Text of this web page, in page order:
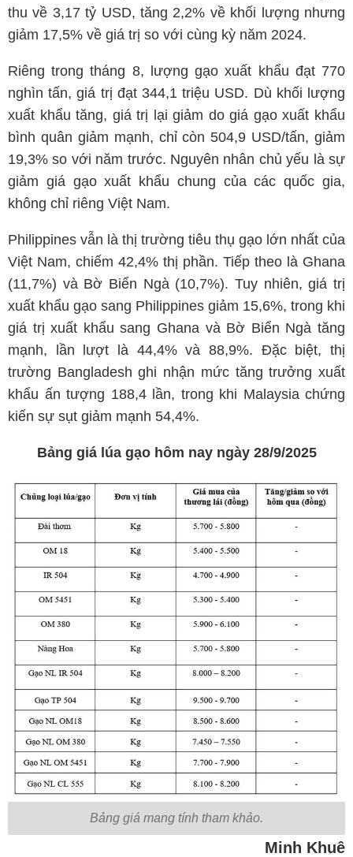
thu về 3,17 tỷ USD, tăng 2,2% về khối lượng nhưng
giảm 17,5% về giá trị so với cùng kỳ năm 2024.
Riêng trong tháng 8, lượng gạo xuất khẩu đạt 770
nghìn tấn, giá trị đạt 344,1 triệu USD. Dù khối lượng
xuất khẩu tăng, giá trị lại giảm do giá gạo xuất khẩu
bình quân giảm mạnh, chỉ còn 504,9 USD/tấn, giảm
19,3% so với năm trước. Nguyên nhân chủ yếu là sự
giảm giá gạo xuất khẩu chung của các quốc gia,
không chỉ riêng Việt Nam.
Philippines vẫn là thị trường tiêu thụ gạo lớn nhất của
Việt Nam, chiếm 42,4% thị phần. Tiếp theo là Ghana
(11,7%) và Bờ Biển Ngà (10,7%). Tuy nhiên, giá trị
xuất khẩu gạo sang Philippines giảm 15,6%, trong khi
giá trị xuất khẩu sang Ghana và Bờ Biển Ngà tăng
mạnh, lần lượt là 44,4% và 88,9%. Đặc biệt, thị
trường Bangladesh ghi nhận mức tăng trưởng xuất
khẩu ấn tượng 188,4 lần, trong khi Malaysia chứng
kiến sự sụt giảm mạnh 54,4%.
Bảng giá lúa gạo hôm nay ngày 28/9/2025
Bảng giá mang tính tham khảo.
Minh Khuê